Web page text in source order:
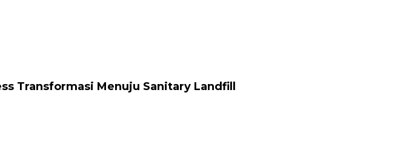
Transformasi Menuju Sanitary Landfill